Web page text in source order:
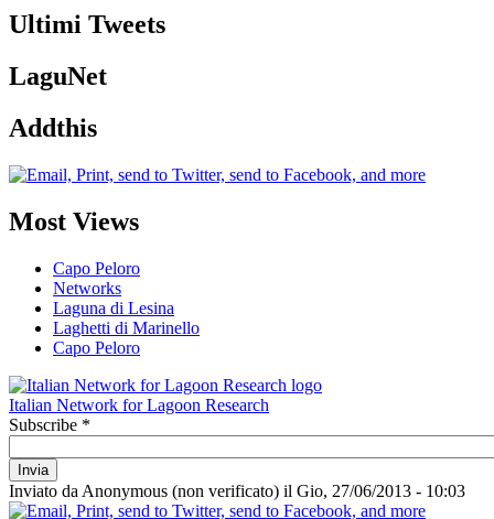
Ultimi Tweets
LaguNet
Addthis
Most Views
Capo Peloro
Networks
Laguna di Lesina
Laghetti di Marinello
Capo Peloro
Italian Network for Lagoon Research
Subscribe *
Inviato da Anonymous (non verificato) il Gio, 27/06/2013 - 10:03